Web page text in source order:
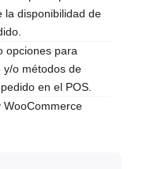
la disponibilidad de
opciones para
y/o métodos de
en el POS.
WooCommerce